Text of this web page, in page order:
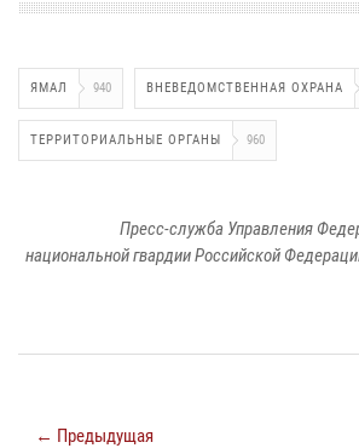
ЯМАЛ 940 ВНЕВЕДОМСТВЕННАЯ ОХРАНА
ТЕРРИТОРИАЛЬНЫЕ ОРГАНЫ 960
Пресс-служба Управления
национальной гвардии Российской
← Предыдущая